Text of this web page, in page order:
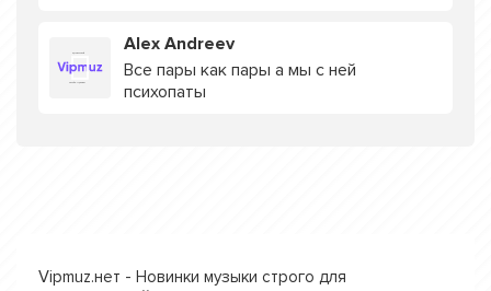
Alex Andreev
Все пары как пары а мы с ней
психопаты
Vipmuz.нет - Новинки музыки строго для